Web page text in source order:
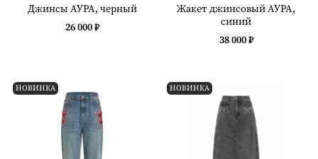
Джинсы АУРА, черный
26 000 ₽
Жакет джинсовый АУРА,
синий
38 000 ₽
НОВИНКА НОВИНКА